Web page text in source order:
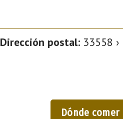
Dirección postal: 33558
Dónde comer